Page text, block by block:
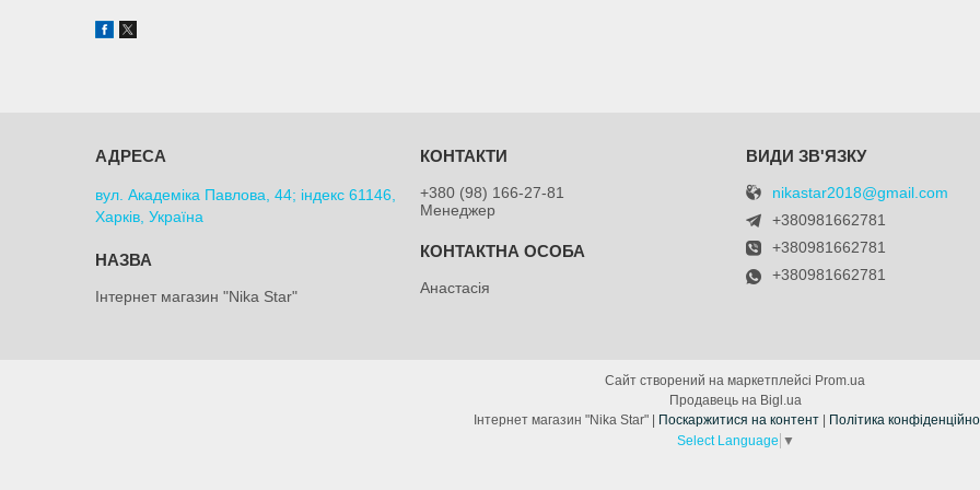
вул. Академіка Павлова, 44; індекс 61146,
Харків, Україна
Інтернет магазин "Nika Star"
+380 (98) 166-27-81
Менеджер
Анастасія
nikastar2018@gmail.com
+380981662781
+380981662781
+380981662781
Сайт створений на маркетплейсі Prom.ua
Продавець на Bigl.ua
Поскаржитися на контент
Політика
Select Language ▼